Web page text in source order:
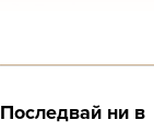
Последвай ни в